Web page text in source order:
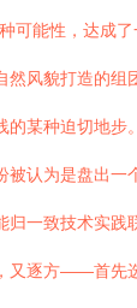
能性，达成
风貌打造的
某种迫切地
认为是盘出
一致技术实
逐方——首先